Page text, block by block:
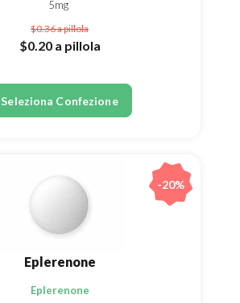
5mg
$0.36a pillola
$0.20 a pillola
Seleziona Confezione
Eplerenone
Eplerenone
-20%